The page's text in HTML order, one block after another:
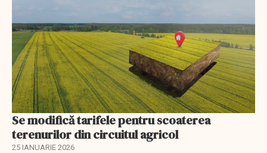
Se modifică tarifele pentru scoaterea
terenurilor din circuitul agricol
25 IANUARIE 2026